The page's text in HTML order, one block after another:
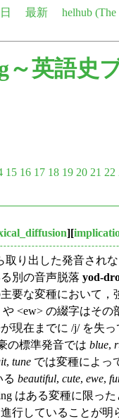
最新
helhub
～英語史
15 16 17 18 19 20 21 22
][
取り出した発音され
別の音声脱落 yod-
要な変種において，
<ew> の綴字はそ
現在までに /j/ を失
の標準発音では blue,
, tune では変種によっ
る beautiful, cute, ewe,
はある変種に限っ
行していることが